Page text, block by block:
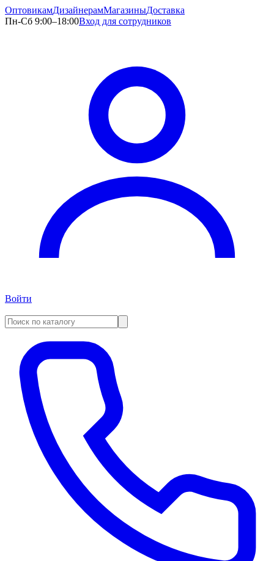
ОптовикамДизайнерамМагазиныДоставка
Пн-Сб 9:00–18:00Вход для сотрудников
Войти